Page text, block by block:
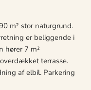
m² stor naturgrund.
er beliggende i
hører 7 m²
terrasse.
af elbil. Parkering